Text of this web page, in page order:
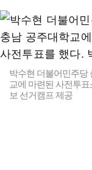
박수현 더불어민주당
교에 마련된 사전투
보 선거캠프 제공